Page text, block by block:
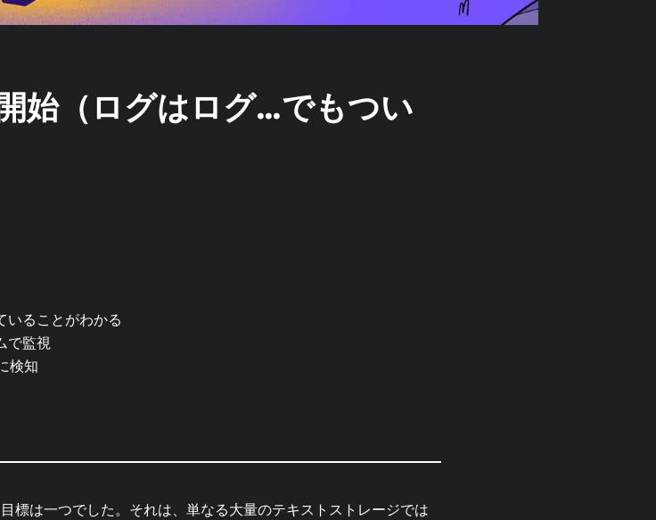
始（ログはログ…でもつい
いることがわかる
で監視
検知
標は一つでした。それは、単なる大量のテキストストレージでは